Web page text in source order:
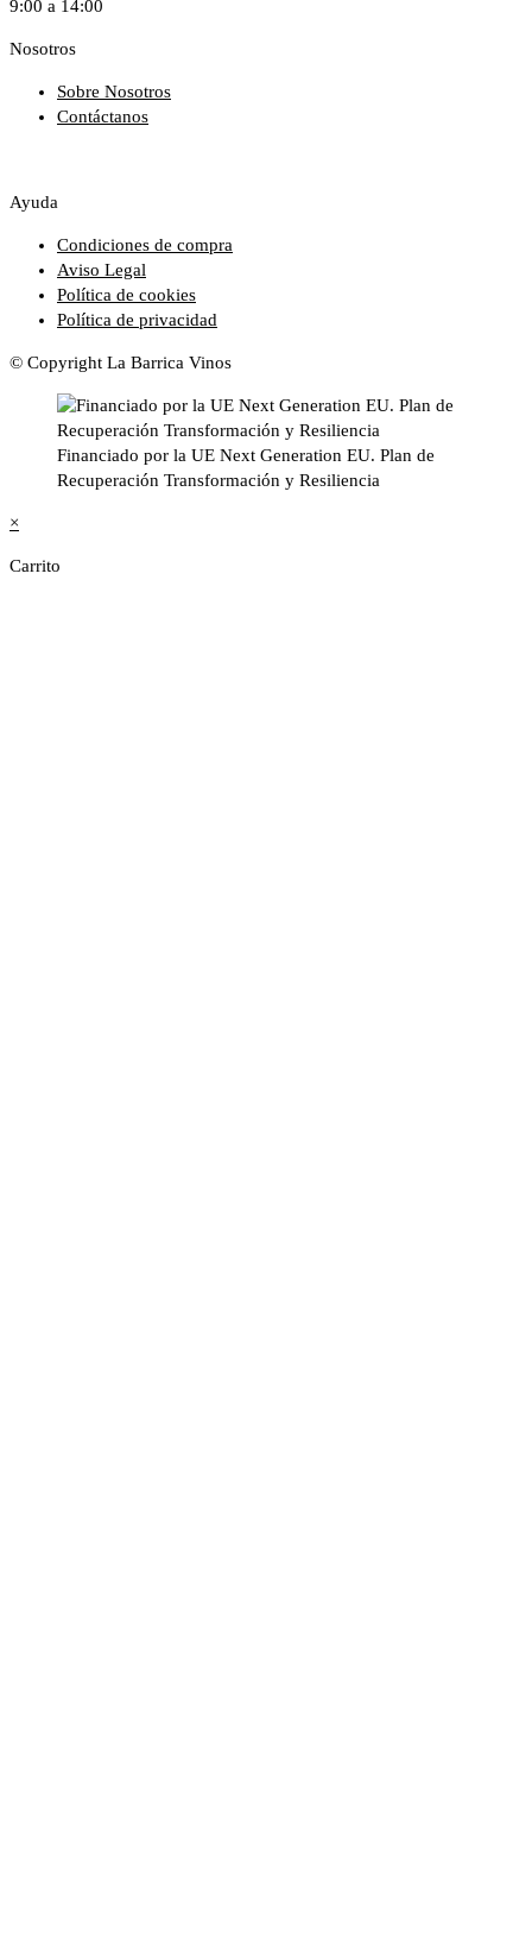
9:00 a 14:00
Nosotros
Sobre Nosotros
Contáctanos
Ayuda
Condiciones de compra
Aviso Legal
Política de cookies
Política de privacidad
© Copyright La Barrica Vinos
Financiado por la UE Next Generation EU. Plan de
Recuperación Transformación y Resiliencia
×
Carrito